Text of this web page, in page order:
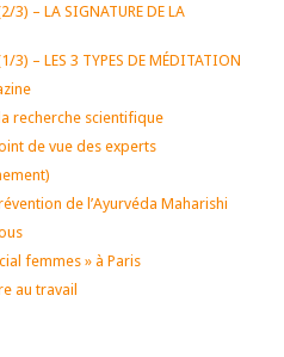
– LA SIGNATURE DE LA
– LES 3 TYPES DE MÉDITATION
recherche scientifique
de vue des experts
de l’Ayurvéda Maharishi
femmes » à Paris
au travail